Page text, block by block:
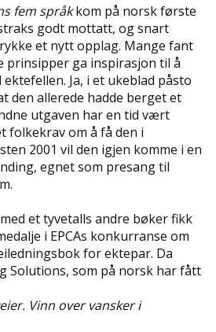
fem språkkom på norsk første
godt mottatt, og snart
et nytt opplag. Mange fant
prinsipper ga inspirasjon til å
Ja, i et ukeblad påsto
den allerede hadde berget et
utgaven har en tid vært
folkekrav om å få den i
2001 vil den igjen komme i en
egnet som presang til
et tyvetalls andre bøker fikk
i EPCAs konkurranse om
for ektepar. Da
Solutions, som på norsk har fått
Vinn over vansker i